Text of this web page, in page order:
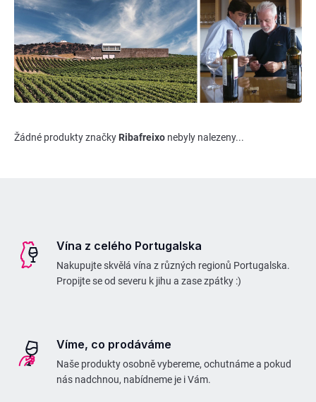
Žádné produkty značky Ribafreixo nebyly nalezeny...
Vína z celého Portugalska
Nakupujte skvělá vína z různých regionů Portugalska.
Propijte se od severu k jihu a zase zpátky :)
Víme, co prodáváme
Naše produkty osobně vybereme, ochutnáme a pokud
nás nadchnou, nabídneme je i Vám.